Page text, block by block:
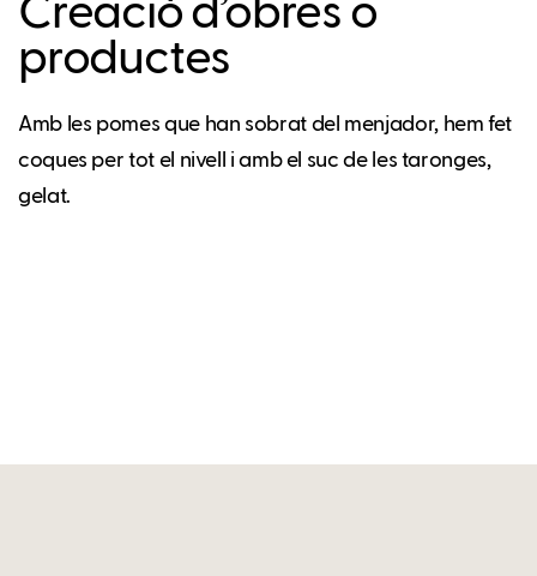
Creació d’obres o
productes
Amb les pomes que han sobrat del menjador, hem fet
coques per tot el nivell i amb el suc de les taronges,
gelat.